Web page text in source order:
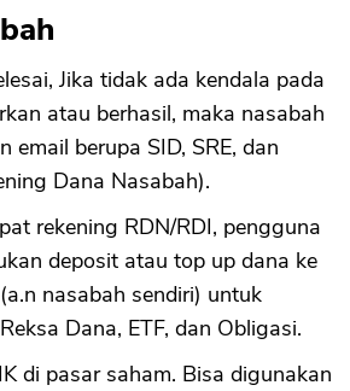
Jika tidak ada kendala pada
atau berhasil, maka nasabah
email berupa SID, SRE, dan
Dana Nasabah).
rekening RDN/RDI, pengguna
deposit atau top up dana ke
nasabah sendiri) untuk
Dana, ETF, dan Obligasi.
di pasar saham. Bisa digunakan